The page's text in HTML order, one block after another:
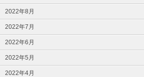
2022年8月
2022年7月
2022年6月
2022年5月
2022年4月